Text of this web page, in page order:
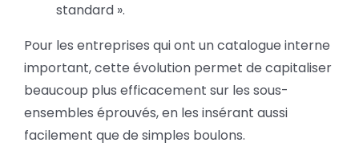
standard ».
Pour les entreprises qui ont un catalogue interne
important, cette évolution permet de capitaliser
beaucoup plus efficacement sur les sous-
ensembles éprouvés, en les insérant aussi
facilement que de simples boulons.